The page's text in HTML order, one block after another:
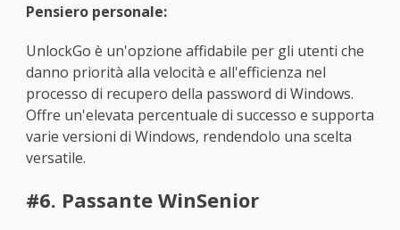
Pensiero personale:
UnlockGo è un'opzione affidabile per gli utenti che
danno priorità alla velocità e all'efficienza nel
processo di recupero della password di Windows.
Offre un'elevata percentuale di successo e supporta
varie versioni di Windows, rendendolo una scelta
versatile.
#6. Passante WinSenior